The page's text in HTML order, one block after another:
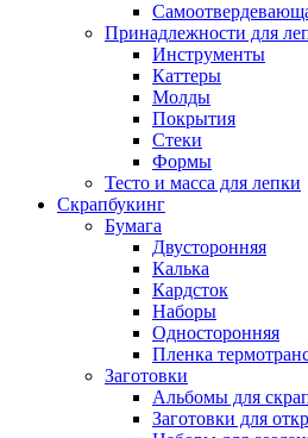
Принадлежности для
Инструменты
Каттеры
Молды
Покрытия
Стеки
Формы
Тесто и масса для лепки
Скрапбукинг
Бумага
Двусторонняя
Калька
Кардсток
Наборы
Односторонняя
Пленка
Заготовки
Альбомы для
Заготовки для